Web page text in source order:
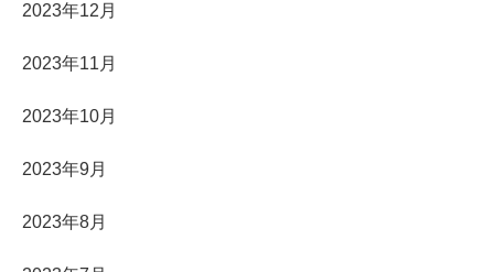
2023年12月
2023年11月
2023年10月
2023年9月
2023年8月